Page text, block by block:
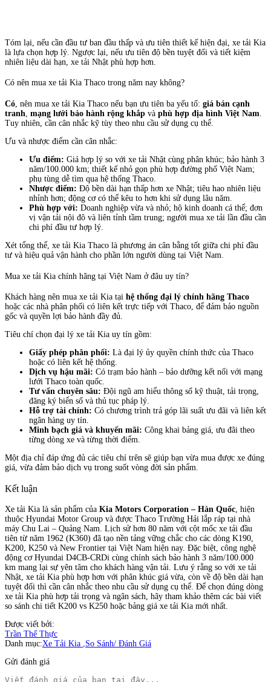
Tóm lại, nếu cần đầu tư ban đầu thấp và ưu tiên thiết kế hiện đại, xe tải Kia
là lựa chọn hợp lý. Ngược lại, nếu ưu tiên độ bền tuyệt đối và tiết kiệm
nhiên liệu dài hạn, xe tải Nhật phù hợp hơn.
Có nên mua xe tải Kia Thaco trong năm nay không?
Có, nên mua xe tải Kia Thaco nếu bạn ưu tiên ba yếu tố: giá bán cạnh
tranh, mạng lưới bảo hành rộng khắp và phù hợp địa hình Việt Nam.
Tuy nhiên, cần cân nhắc kỹ tùy theo nhu cầu sử dụng cụ thể.
Ưu và nhược điểm cần cân nhắc:
Ưu điểm: Giá hợp lý so với xe tải Nhật cùng phân khúc; bảo hành 3
năm/100.000 km; thiết kế nhỏ gọn phù hợp đường phố Việt Nam;
phụ tùng dễ tìm qua hệ thống Thaco.
Nhược điểm: Độ bền dài hạn thấp hơn xe Nhật; tiêu hao nhiên liệu
nhỉnh hơn; động cơ có thể kêu to hơn khi sử dụng lâu năm.
Phù hợp với: Doanh nghiệp vừa và nhỏ; hộ kinh doanh cá thể; đơn
vị vận tải nội đô và liên tỉnh tầm trung; người mua xe tải lần đầu cần
chi phí đầu tư hợp lý.
Xét tổng thể, xe tải Kia Thaco là phương án cân bằng tốt giữa chi phí đầu
tư và hiệu quả vận hành cho phần lớn người dùng tại Việt Nam.
Mua xe tải Kia chính hãng tại Việt Nam ở đâu uy tín?
Khách hàng nên mua xe tải Kia tại hệ thống đại lý chính hãng Thaco
hoặc các nhà phân phối có liên kết trực tiếp với Thaco, để đảm bảo nguồn
gốc và quyền lợi bảo hành đầy đủ.
Tiêu chí chọn đại lý xe tải Kia uy tín gồm:
Giấy phép phân phối: Là đại lý ủy quyền chính thức của Thaco
hoặc có liên kết hệ thống.
Dịch vụ hậu mãi: Có trạm bảo hành – bảo dưỡng kết nối với mạng
lưới Thaco toàn quốc.
Tư vấn chuyên sâu: Đội ngũ am hiểu thông số kỹ thuật, tải trọng,
đăng ký biển số và thủ tục pháp lý.
Hỗ trợ tài chính: Có chương trình trả góp lãi suất ưu đãi và liên kết
ngân hàng uy tín.
Minh bạch giá và khuyến mãi: Công khai bảng giá, ưu đãi theo
từng dòng xe và từng thời điểm.
Một địa chỉ đáp ứng đủ các tiêu chí trên sẽ giúp bạn vừa mua được xe đúng
giá, vừa đảm bảo dịch vụ trong suốt vòng đời sản phẩm.
Kết luận
Xe tải Kia là sản phẩm của Kia Motors Corporation – Hàn Quốc, hiện
thuộc Hyundai Motor Group và được Thaco Trường Hải lắp ráp tại nhà
máy Chu Lai – Quảng Nam. Lịch sử hơn 80 năm với cột mốc xe tải đầu
tiên từ năm 1962 (K360) đã tạo nền tảng vững chắc cho các dòng K190,
K200, K250 và New Frontier tại Việt Nam hiện nay. Đặc biệt, công nghệ
động cơ Hyundai D4CB-CRDi cùng chính sách bảo hành 3 năm/100.000
km mang lại sự yên tâm cho khách hàng vận tải. Lưu ý rằng so với xe tải
Nhật, xe tải Kia phù hợp hơn với phân khúc giá vừa, còn về độ bền dài hạn
tuyệt đối thì cần cân nhắc theo nhu cầu sử dụng cụ thể. Để chọn đúng dòng
xe tải Kia phù hợp tải trọng và ngân sách, hãy tham khảo thêm các bài viết
so sánh chi tiết K200 vs K250 hoặc bảng giá xe tải Kia mới nhất.
Được viết bởi:
Trần Thế Thực
Danh mục:Xe Tải Kia ,So Sánh/ Đánh Giá
Gửi đánh giá